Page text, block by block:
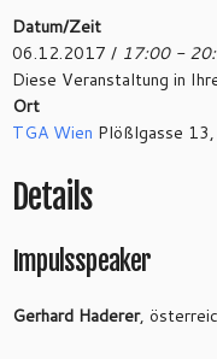
Datum/Zeit
06.12.2017 / 17:00 -
Diese Veranstaltung in
Ort
TGA Wien Plößlgasse
Details
Impulsspeaker
Gerhard Haderer,